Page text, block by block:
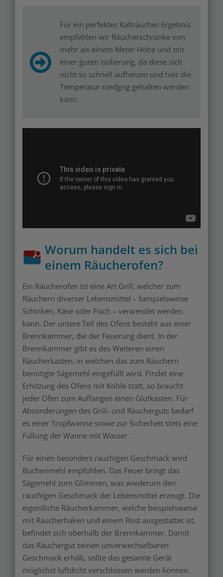
Für ein perfektes Kalträucher-Ergebnis
empfehlen wir Räucherschränke von
mehr als einem Meter Höhe und mit
einer guten Isolierung, da diese sich
nicht so schnell aufheizen und hier die
Temperatur niedgrig gehalten werden
kann.
Worum handelt es sich bei
einem Räucherofen?
Ein Räucherofen ist eine Art Grill, welcher zum
Räuchern diverser Lebensmittel – beispielsweise
Schinken, Käse oder Fisch – verwendet werden
kann. Der untere Teil des Ofens besteht aus einer
Brennkammer, die der Feuerung dient. In der
Brennkammer gibt es des Weiteren einen
Räucherkasten, in welchen das zum Räuchern
benötigte Sägemehl eingefüllt wird. Findet eine
Erhitzung des Ofens mit Kohle statt, so braucht
jeder Ofen zum Auffangen einen Glutkasten. Für
Absonderungen des Grill- und Räucherguts bedarf
es einer Tropfwanne sowie zur Sicherheit stets eine
Füllung der Wanne mit Wasser.
Für einen besonders rauchigen Geschmack wird
Buchenmehl empfohlen. Das Feuer bringt das
Sägemehl zum Glimmen, was wiederum den
rauchigen Geschmack der Lebensmittel erzeugt. Die
eigentliche Räucherkammer, welche beispielsweise
mit Räucherhaken und einem Rost ausgestattet ist,
befindet sich oberhalb der Brennkammer. Damit
das Räuchergut seinen unverwechselbaren
Geschmack erhält, sollte das gesamte Gerät
möglichst luftdicht verschlossen werden können.